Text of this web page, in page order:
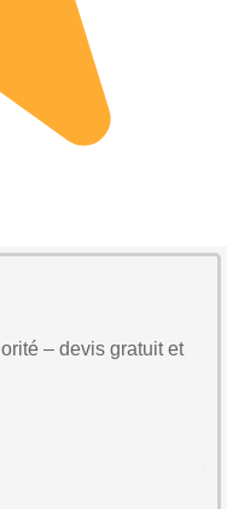
– devis gratuit et